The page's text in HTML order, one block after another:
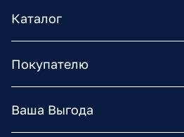
Каталог
Покупателю
Ваша Выгода